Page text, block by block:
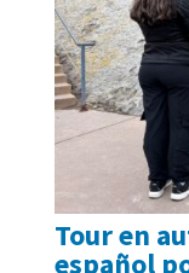
Tour en
español